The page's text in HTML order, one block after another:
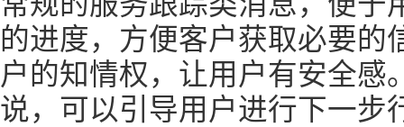
的进度，方便客户获取必要的
户的知情权，让用户有安全感
说，可以引导用户进行下一步